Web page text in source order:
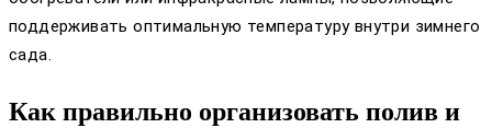
поддерживать оптимальную температуру внутри зимнего
сада.
Как правильно организовать полив и